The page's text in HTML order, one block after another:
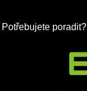
Potřebujete poradit?